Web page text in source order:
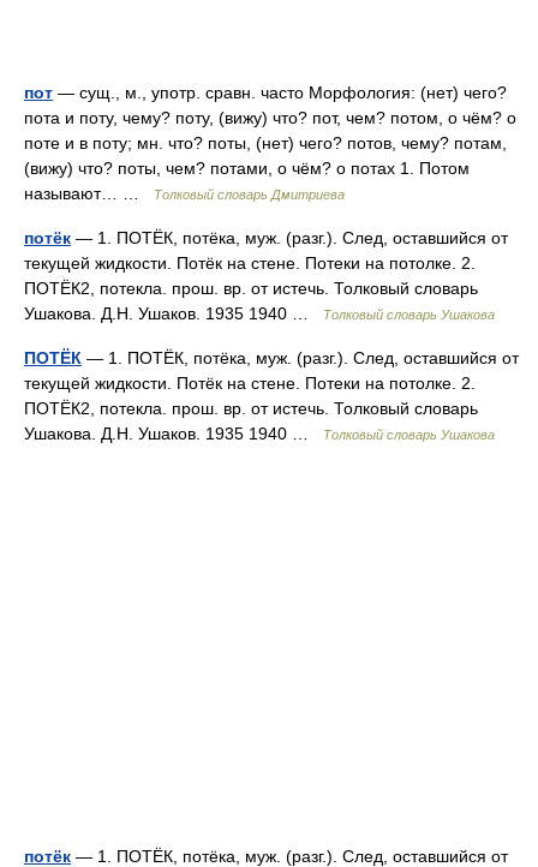
пот — сущ., м., употр. сравн. часто Морфология: (нет) чего?
пота и поту, чему? поту, (вижу) что? пот, чем? потом, о чём? о
поте и в поту; мн. что? поты, (нет) чего? потов, чему? потам,
(вижу) что? поты, чем? потами, о чём? о потах 1. Потом
называют… …
Толковый словарь Дмитриева
потёк — 1. ПОТЁК, потёка, муж. (разг.). След, оставшийся от
текущей жидкости. Потёк на стене. Потеки на потолке. 2.
ПОТЁК2, потекла. прош. вр. от истечь. Толковый словарь
Ушакова. Д.Н. Ушаков. 1935 1940 …
Толковый словарь Ушакова
ПОТЁК — 1. ПОТЁК, потёка, муж. (разг.). След, оставшийся от
текущей жидкости. Потёк на стене. Потеки на потолке. 2.
ПОТЁК2, потекла. прош. вр. от истечь. Толковый словарь
Ушакова. Д.Н. Ушаков. 1935 1940 …
Толковый словарь Ушакова
потёк — 1. ПОТЁК, потёка, муж. (разг.). След, оставшийся от